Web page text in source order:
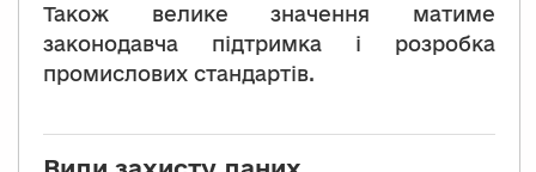
Також велике значення матиме
законодавча підтримка і розробка
промислових стандартів.